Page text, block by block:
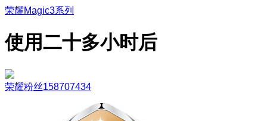
荣耀Magic3系列
使用二十多小时后
荣耀粉丝158707434